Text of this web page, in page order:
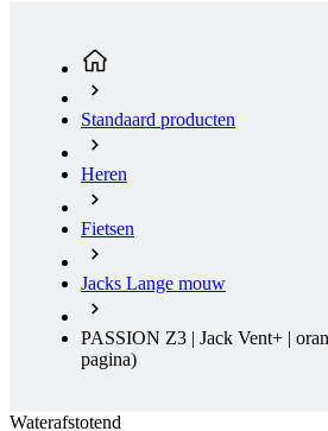
Heren
Fietsen
Jacks Lange mouw
PASSION Z3 | Jack Vent+ |
pagina)
Waterafstotend
Waterbestendig
Winddicht